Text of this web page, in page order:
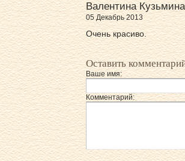
Валентина Кузьмина
05 Декабрь 2013
Очень красиво.
Оставить
Ваше имя:
Комментарий: